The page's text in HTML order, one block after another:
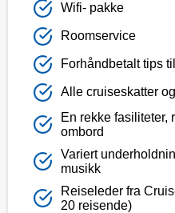
Wifi- pakke
Roomservice
Forhåndbetalt tips
Alle cruiseskatter
En rekke fasiliteter,
ombord
Variert
musikk
Reiseleder fra
20 reisende)